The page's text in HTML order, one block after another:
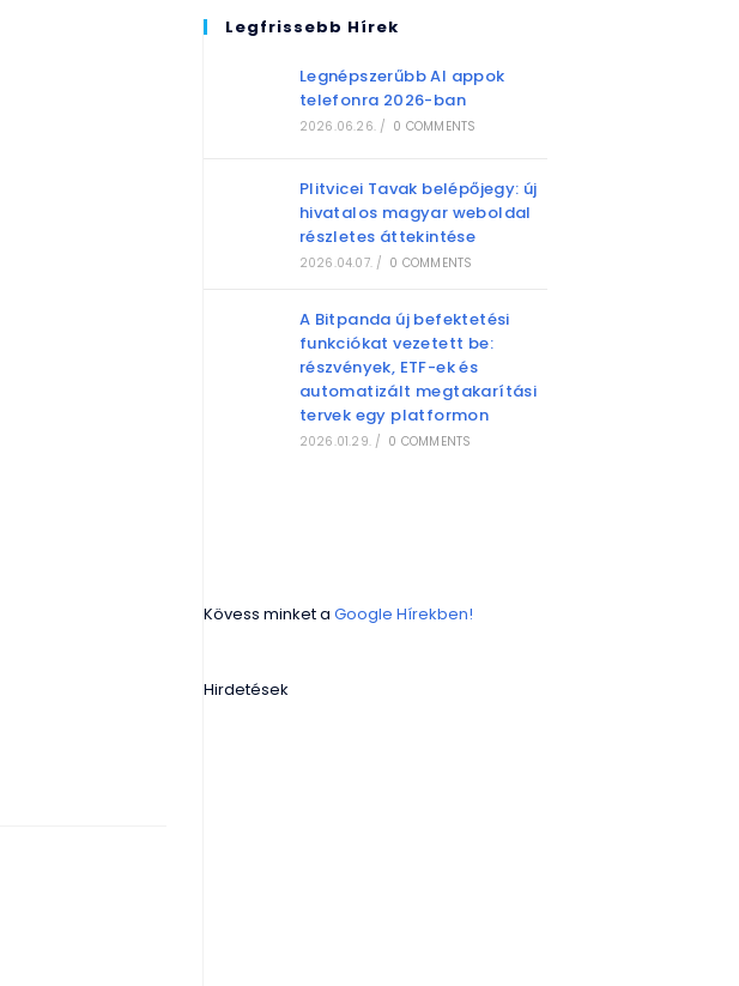
Legfrissebb Hírek
Legnépszerűbb AI appok
telefonra 2026-ban
2026.06.26. / 0 COMMENTS
Plitvicei Tavak belépőjegy: új
hivatalos magyar weboldal
részletes áttekintése
2026.04.07. / 0 COMMENTS
A Bitpanda új befektetési
funkciókat vezetett be:
részvények, ETF-ek és
automatizált megtakarítási
tervek egy platformon
2026.01.29. / 0 COMMENTS
Kövess minket aGoogle Hírekben!
Hirdetések